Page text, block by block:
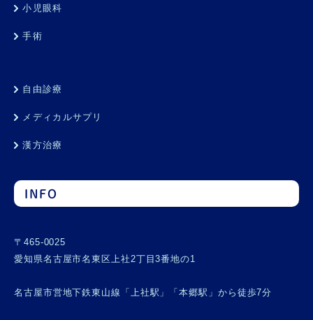
小児眼科
手術
自由診療
メディカルサプリ
漢方治療
INFO
〒465-0025
愛知県名古屋市名東区上社2丁目3番地の1
名古屋市営地下鉄東山線「上社駅」「本郷駅」から徒歩7分